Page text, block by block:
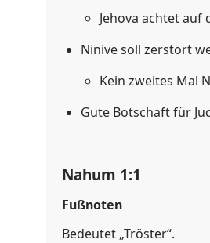
Jehova achtet auf
Ninive soll zerstört
Kein zweites Mal
Gute Botschaft für
Nahum 1:1
Fußnoten
Bedeutet „Tröster“.